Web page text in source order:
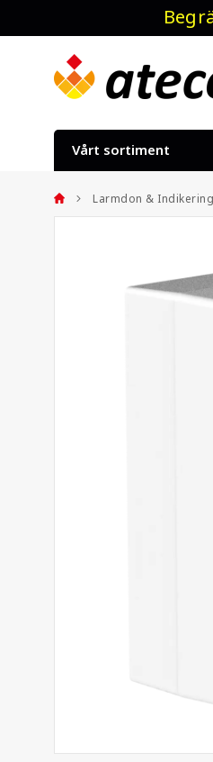
Vårt sortiment
Larmdon & Indikering